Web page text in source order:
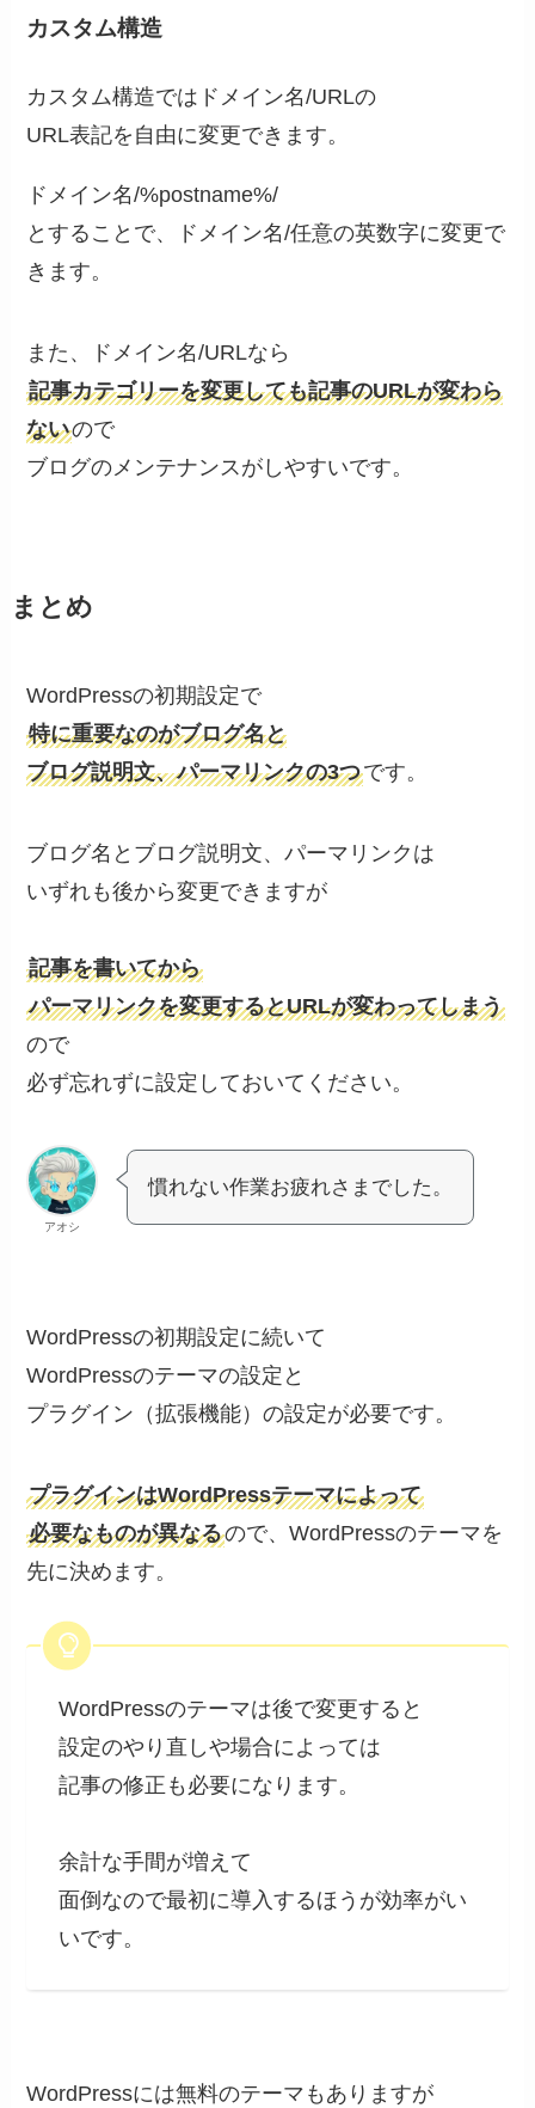
カスタム構造
カスタム構造ではドメイン名/URLの
URL表記を自由に変更できます。
ドメイン名/%postname%/
とすることで、ドメイン名/任意の英数字に変更で
きます。
また、ドメイン名/URLなら
記事カテゴリーを変更しても記事のURLが変わら
ないので
ブログのメンテナンスがしやすいです。
まとめ
WordPressの初期設定で
特に重要なのがブログ名と
ブログ説明文、パーマリンクの3つです。
ブログ名とブログ説明文、パーマリンクは
いずれも後から変更できますが
記事を書いてから
パーマリンクを変更するとURLが変わってしまう
ので
必ず忘れずに設定しておいてください。
アオシ
慣れない作業お疲れさまでした。
WordPressの初期設定に続いて
WordPressのテーマの設定と
プラグイン（拡張機能）の設定が必要です。
プラグインはWordPressテーマによって
必要なものが異なるので、WordPressのテーマを
先に決めます。
WordPressのテーマは後で変更すると
設定のやり直しや場合によっては
記事の修正も必要になります。
余計な手間が増えて
面倒なので最初に導入するほうが効率がい
いです。
WordPressには無料のテーマもありますが